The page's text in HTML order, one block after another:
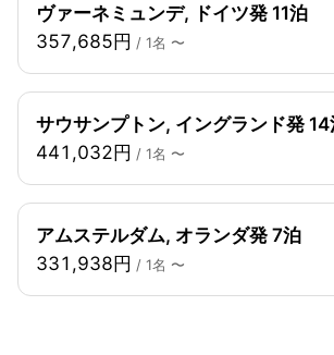
ヴァーネミュンデ, ドイツ発 11泊
357,685円 / 1名 〜
サウサンプトン, イングランド発 14
441,032円 / 1名 〜
アムステルダム, オランダ発 7泊
331,938円 / 1名 〜